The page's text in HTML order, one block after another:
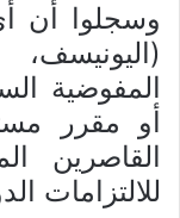
وسجلوا أن
(اليونيسف،
المفوضية
أو مقرر
القاصرين
للالتزامات